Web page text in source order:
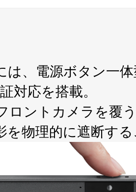
は、電源ボタン一
対応を搭載。
ロントカメラを覆
を物理的に遮断す